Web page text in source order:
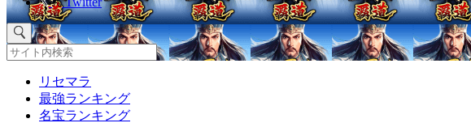
リセマラ
最強ランキング
名宝ランキング